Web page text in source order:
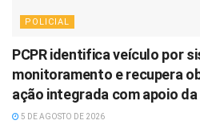
POLICIAL
PCPR identifica veículo por
monitoramento e recupera
ação integrada com apoio da
5 DE AGOSTO DE 2026